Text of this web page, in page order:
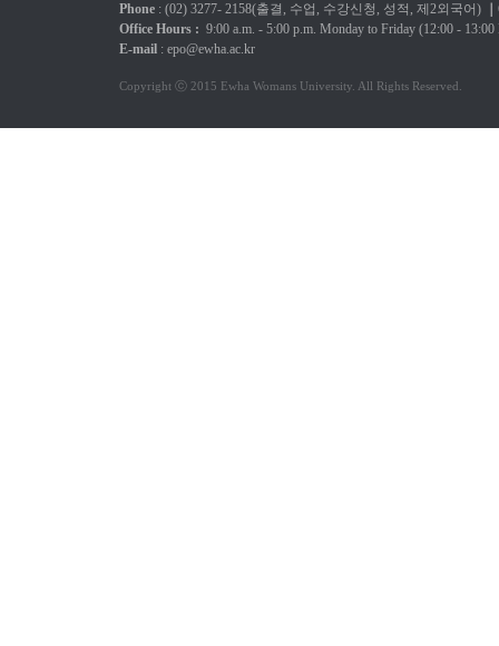
Phone : (02) 3277- 2158(출결, 수업, 수강신청, 성적, 제2외국어)
Office Hours : 9:00 a.m. - 5:00 p.m. Monday to Friday (12:00 - 13:00
E-mail : epo@ewha.ac.kr
Copyright ⓒ 2015 Ewha Womans University. All Rights Reserved.